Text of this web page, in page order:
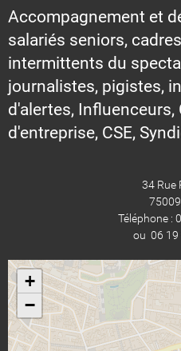
Accompagnement et
salariés seniors,
intermittents du
journalistes, pigistes,
d'alertes, Influenceurs,
d'entreprise, CSE,
34 Rue
Téléphone :
ou 06 19
+
−